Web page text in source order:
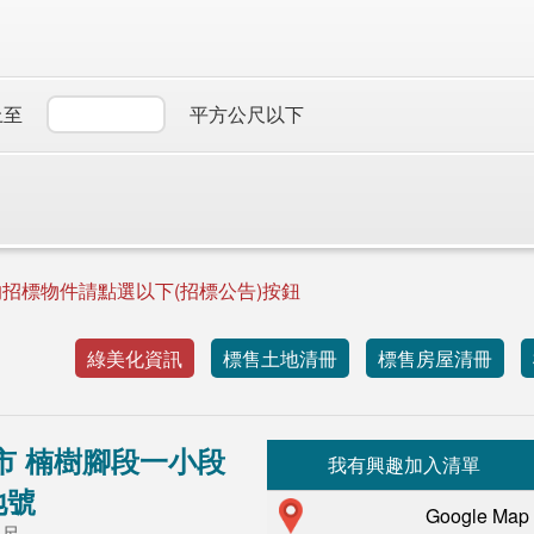
平方公尺以下
標物件請點選以下(招標公告)按鈕
綠美化資訊 標售土地清冊 標售房屋清冊
楠樹腳段一小段
號
我有興趣加入清單
Google Map